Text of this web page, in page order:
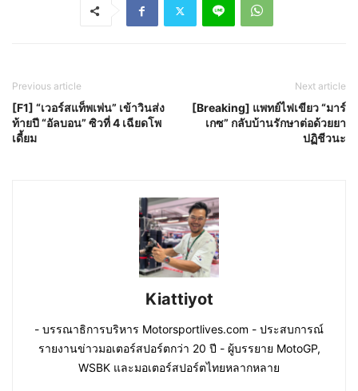
Previous article
[F1] “เวอร์สแท็พเพ่น” เข้าวินส่ง
ท้ายปี “อัลบอน” ซิวที่ 4 เฉียดโพ
เดี้ยม
Next article
[Breaking] แพทย์ไฟเขียว “มาร์
เกซ” กลับบ้านรักษาต่อด้วยยา
ปฏิชีวนะ
Kiattiyot
- บรรณาธิการบริหาร Motorsportlives.com - ประสบการณ์
รายงานข่าวมอเตอร์สปอร์ตกว่า 20 ปี - ผู้บรรยาย MotoGP,
WSBK และมอเตอร์สปอร์ตไทยหลากหลาย